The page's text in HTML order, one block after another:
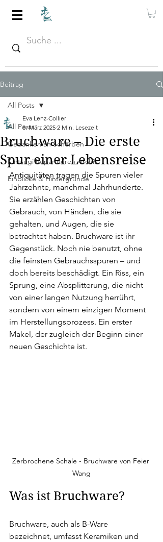
Beitrag
All Posts
Gedanken an Scherben
Kintsugi Reparaturen Archiv
Einblicke & Hintergründe
All Posts
Bruchware – Die erste
Spur einer Lebensreise
Eva Lenz-Collier
8. März 2025 2 Min. Lesezeit
Antiquitäten tragen die Spuren vieler
Jahrzehnte, manchmal Jahrhunderte.
Sie erzählen Geschichten von
Gebrauch, von Händen, die sie
gehalten, und Augen, die sie
betrachtet haben. Bruchware ist ihr
Gegenstück. Noch nie benutzt, ohne
die feinsten Gebrauchsspuren – und
doch bereits beschädigt. Ein Riss, ein
Sprung, eine Absplitterung, die nicht
von einer langen Nutzung herrührt,
sondern von einem einzigen Moment
im Herstellungsprozess. Ein erster
Makel, der zugleich der Beginn einer
neuen Geschichte ist.
Zerbrochene Schale - Bruchware von Feier
Wang
Was ist Bruchware?
Bruchware, auch als B-Ware
bezeichnet, umfasst Keramiken und